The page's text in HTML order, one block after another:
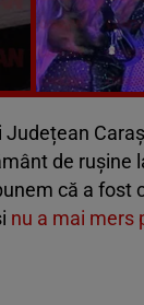
Vezi galeria
7
de ruşine
că a fost
nu a mai mers